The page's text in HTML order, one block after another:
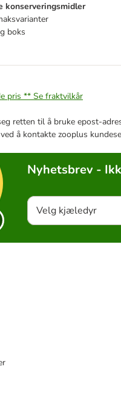
konserveringsmidler
boks
pris ** Se fraktvilkår
retten til å bruke epost-
å kontakte zooplus
Nyhetsbrev -
Velg kjæledyr